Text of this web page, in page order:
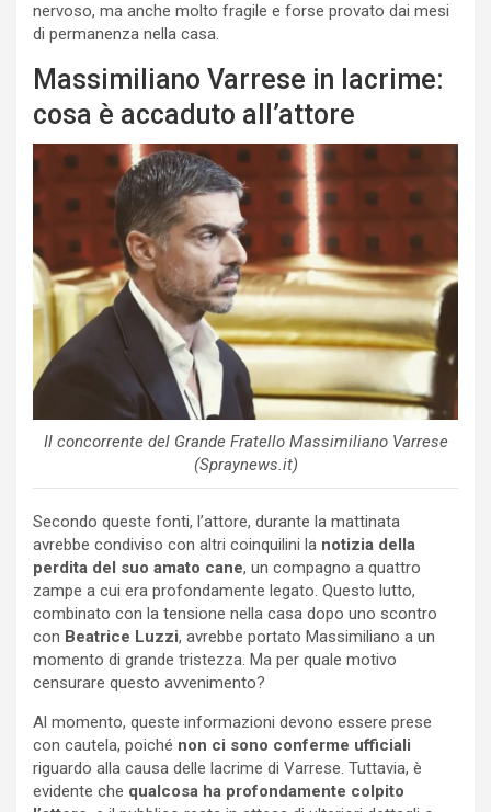
nervoso, ma anche molto fragile e forse provato dai mesi
di permanenza nella casa.
Massimiliano Varrese in lacrime:
cosa è accaduto all’attore
Il concorrente del Grande Fratello Massimiliano Varrese
(Spraynews.it)
Secondo queste fonti, l’attore, durante la mattinata
avrebbe condiviso con altri coinquilini la notizia della
perdita del suo amato cane, un compagno a quattro
zampe a cui era profondamente legato. Questo lutto,
combinato con la tensione nella casa dopo uno scontro
con Beatrice Luzzi, avrebbe portato Massimiliano a un
momento di grande tristezza. Ma per quale motivo
censurare questo avvenimento?
Al momento, queste informazioni devono essere prese
con cautela, poiché non ci sono conferme ufficiali
riguardo alla causa delle lacrime di Varrese. Tuttavia, è
evidente che qualcosa ha profondamente colpito